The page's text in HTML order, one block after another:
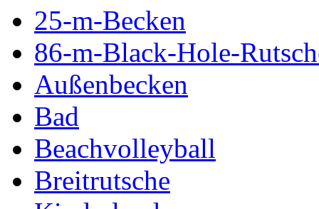
25-m-Becken
86-m-Black-Hole-
Außenbecken
Bad
Beachvolleyball
Breitrutsche